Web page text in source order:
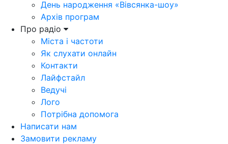
День народження «Вівсянка-шоу»
Архів програм
Про радіо
Міста і частоти
Як слухати онлайн
Контакти
Лайфстайл
Ведучі
Лого
Потрібна допомога
Написати нам
Замовити рекламу